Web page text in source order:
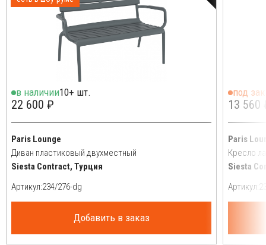
в наличии10+ шт.
22 600 ₽
Paris Lounge
Диван пластиковый двухместный
Siesta Contract, Турция
Артикул:
Добавить в заказ
под
13 560
Paris
Кресло
Siesta
Артикул: